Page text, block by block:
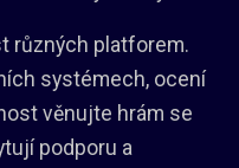
různých platforem.
systémech, ocení
věnujte hrám se
podporu a